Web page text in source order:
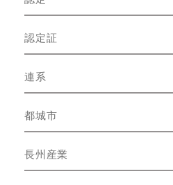
認定証
連系
都城市
長州産業